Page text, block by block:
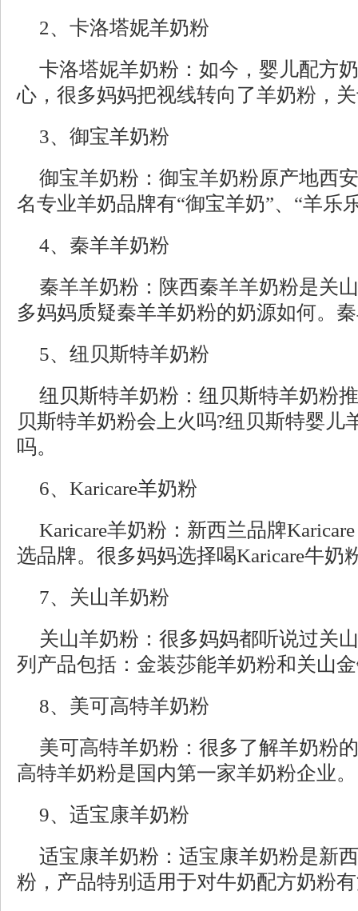
2、卡洛塔妮羊奶粉
卡洛塔妮羊奶粉：如今，婴儿配方
心，很多妈妈把视线转向了羊奶粉，
3、御宝羊奶粉
御宝羊奶粉：御宝羊奶粉原产地西
名专业羊奶品牌有“御宝羊奶”、“羊乐
4、秦羊羊奶粉
秦羊羊奶粉：陕西秦羊羊奶粉是关
多妈妈质疑秦羊羊奶粉的奶源如何。
5、纽贝斯特羊奶粉
纽贝斯特羊奶粉：纽贝斯特羊奶粉
贝斯特羊奶粉会上火吗?纽贝斯特婴儿
吗。
6、Karicare羊奶粉
Karicare羊奶粉：新西兰品牌
选品牌。很多妈妈选择喝Karicare牛奶
7、关山羊奶粉
关山羊奶粉：很多妈妈都听说过关
列产品包括：金装莎能羊奶粉和关山
8、美可高特羊奶粉
美可高特羊奶粉：很多了解羊奶粉
高特羊奶粉是国内第一家羊奶粉企业。
9、适宝康羊奶粉
适宝康羊奶粉：适宝康羊奶粉是新
粉，产品特别适用于对牛奶配方奶粉